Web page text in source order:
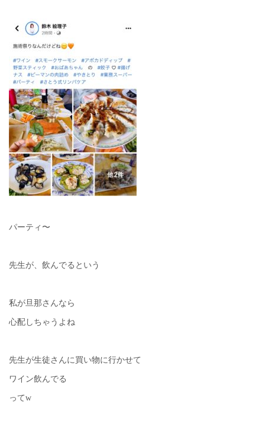
パーティ〜
先生が、飲んでるという
私が旦那さんなら
心配しちゃうよね
先生が生徒さんに買い物に行かせて
ワイン飲んでる
ってw